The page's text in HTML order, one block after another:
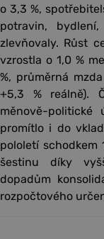
o 3,3 %,
potravin,
zlevňovaly. Růst
vzrostla o 1,0 %
%, průměrná
+5,3 % reálně).
měnově-
promítlo i do
pololetí schodkem
šestinu díky
dopadům
rozpočtového